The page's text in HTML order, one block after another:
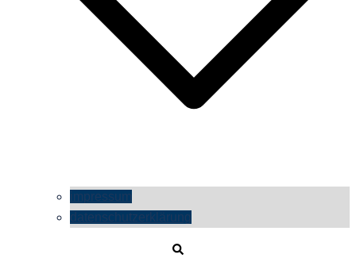
impressum
datenschutzerklärung